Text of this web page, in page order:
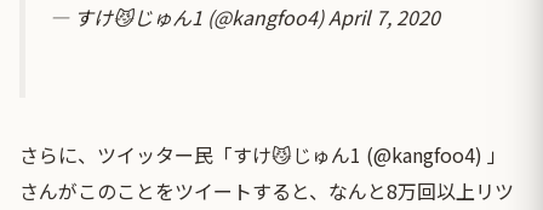
— すけ😼じゅん1 (@kangfoo4)April 7, 2020
さらに、ツイッター民「すけ😼じゅん1 (@kangfoo4) 」
さんがこのことをツイートすると、なんと8万回以上リツ